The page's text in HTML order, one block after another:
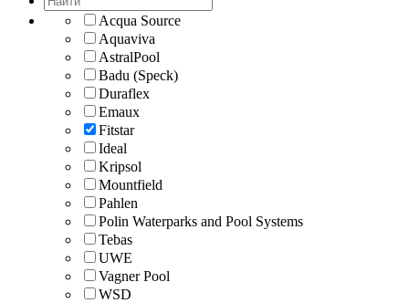
Acqua Source
Aquaviva
AstralPool
Badu (Speck)
Duraflex
Emaux
Fitstar
Ideal
Kripsol
Mountfield
Pahlen
Polin Waterparks and Pool Systems
Tebas
UWE
Vagner Pool
WSD